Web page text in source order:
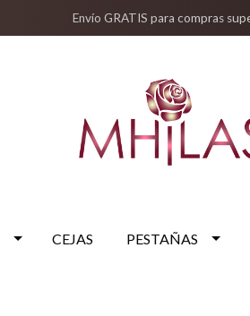
Envío GRATIS para compras
CEJAS PESTAÑAS